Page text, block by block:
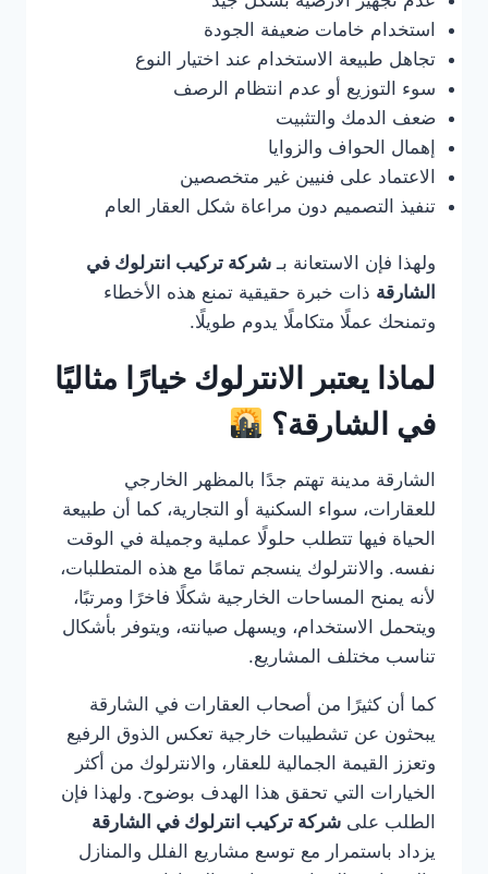
استخدام خامات ضعيفة الجودة
تجاهل طبيعة الاستخدام عند اختيار النوع
سوء التوزيع أو عدم انتظام الرصف
ضعف الدمك والتثبيت
إهمال الحواف والزوايا
الاعتماد على فنيين غير متخصصين
تنفيذ التصميم دون مراعاة شكل العقار العام
ولهذا فإن الاستعانة بـ شركة تركيب انترلوك في
الشارقة ذات خبرة حقيقية تمنع هذه الأخطاء
وتمنحك عملًا متكاملًا يدوم طويلًا.
لماذا يعتبر الانترلوك خيارًا مثاليًا
في الشارقة؟
الشارقة مدينة تهتم جدًا بالمظهر الخارجي
للعقارات، سواء السكنية أو التجارية، كما أن طبيعة
الحياة فيها تتطلب حلولًا عملية وجميلة في الوقت
نفسه. والانترلوك ينسجم تمامًا مع هذه المتطلبات،
لأنه يمنح المساحات الخارجية شكلًا فاخرًا ومرتبًا،
ويتحمل الاستخدام، ويسهل صيانته، ويتوفر بأشكال
تناسب مختلف المشاريع.
كما أن كثيرًا من أصحاب العقارات في الشارقة
يبحثون عن تشطيبات خارجية تعكس الذوق الرفيع
وتعزز القيمة الجمالية للعقار، والانترلوك من أكثر
الخيارات التي تحقق هذا الهدف بوضوح. ولهذا فإن
الطلب على شركة تركيب انترلوك في الشارقة
يزداد باستمرار مع توسع مشاريع الفلل والمنازل